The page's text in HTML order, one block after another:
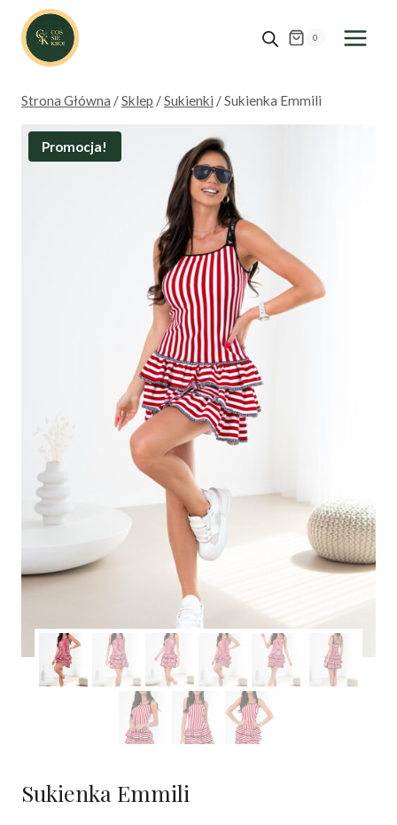
Przejdź
treści
0
Strona Główna /Sklep /Sukienki /Sukienka Emmili
Promocja!
Sukienka Emmili